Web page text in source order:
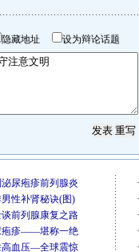
隐藏地址 设为辩论话题